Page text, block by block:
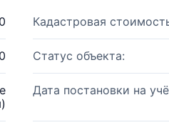
Кадастровая
Статус объекта:
Дата постановки на